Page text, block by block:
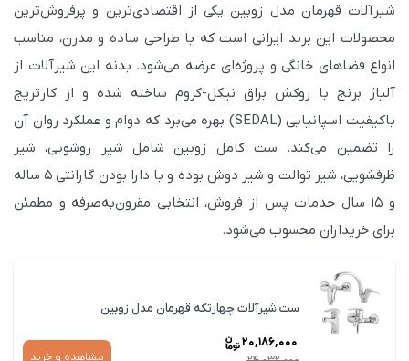
n
g
s
f
u
l
l
s
c
r
e
e
شیرآلات قهرمان مدل زوبین یکی از اقتصادی‌ترین و پرفروش‌ترین
محصولات این برند ایرانی است که با طراحی ساده و مدرن، مناسب
انواع فضاهای خانگی و پروژه‌ای عرضه می‌شود. بدنه این شیرآلات از
آلیاژ برنج با روکش براق نیکل-کروم ساخته شده و از کارتریج
باکیفیت اسپانیایی (SEDAL) بهره می‌برد که دوام و عملکرد روان آن
را تضمین می‌کند. ست کامل زوبین شامل شیر روشویی، شیر
ظرفشویی، شیر توالت و شیر دوش بوده و با دارا بودن گارانتی ۵ ساله
و ۱۵ سال خدمات پس از فروش، انتخابی مقرون‌به‌صرفه و مطمئن
برای خریداران محسوب می‌شود.
ست شیرآلات چهارتکه قهرمان مدل زوبین
20,186,000
مشاهده و خرید